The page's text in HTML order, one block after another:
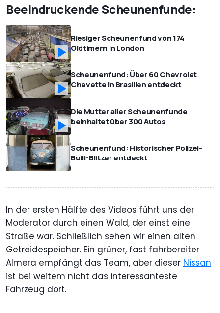
Beeindruckende Scheunenfunde:
Riesiger Scheunenfund von 174
Oldtimern in London
Scheunenfund: Über 60 Chevrolet
Chevette in Brasilien entdeckt
Die Mutter aller Scheunenfunde
beinhaltet über 300 Autos
Scheunenfund: Historischer Polizei-
Bulli-Blitzer entdeckt
In der ersten Hälfte des Videos führt uns der
Moderator durch einen Wald, der einst eine
Straße war. Schließlich sehen wir einen alten
Getreidespeicher. Ein grüner, fast fahrbereiter
Almera empfängt das Team, aber dieser Nissan
ist bei weitem nicht das interessanteste
Fahrzeug dort.